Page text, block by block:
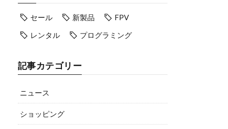
セール 新製品
FPV
レンタル
プログラミング
記事カテゴリー
ニュース
ショッピング